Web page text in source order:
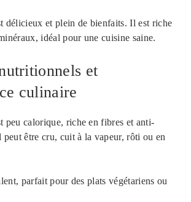
délicieux et plein de bienfaits. Il est riche
idéal pour une cuisine saine.
et
culinaire
peu calorique, riche en fibres et anti-
être cru, cuit à la vapeur, rôti ou en
parfait pour des plats végétariens ou